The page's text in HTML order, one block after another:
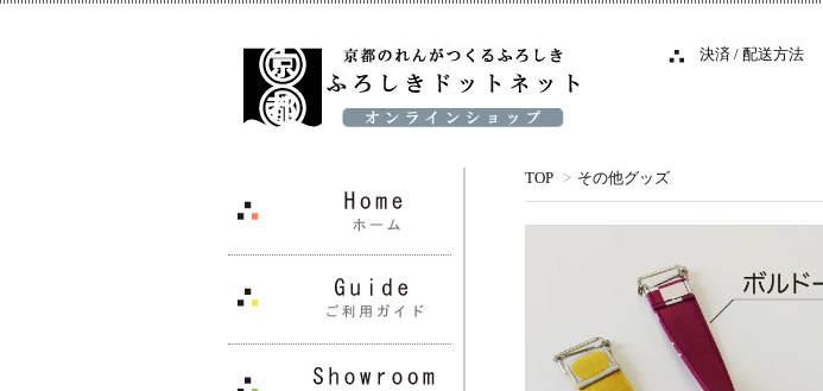
決済 / 配送方法
TOP > その他グッズ